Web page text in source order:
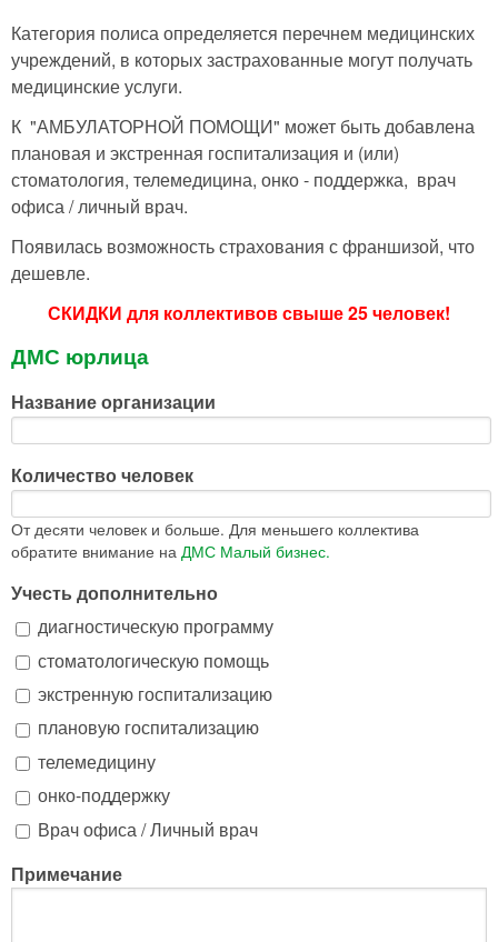
Категория полиса определяется перечнем медицинских
учреждений, в которых застрахованные могут получать
медицинские услуги.
К "АМБУЛАТОРНОЙ ПОМОЩИ" может быть добавлена
плановая и экстренная госпитализация и (или)
стоматология, телемедицина, онко - поддержка, врач
офиса / личный врач.
Появилась возможность страхования с франшизой, что
дешевле.
СКИДКИ для коллективов свыше 25 человек!
ДМС юрлица
Название организации
Количество человек
От десяти человек и больше. Для меньшего коллектива
обратите внимание на ДМС Малый бизнес.
Учесть дополнительно
диагностическую программу
стоматологическую помощь
экстренную госпитализацию
плановую госпитализацию
телемедицину
онко-поддержку
Врач офиса / Личный врач
Примечание